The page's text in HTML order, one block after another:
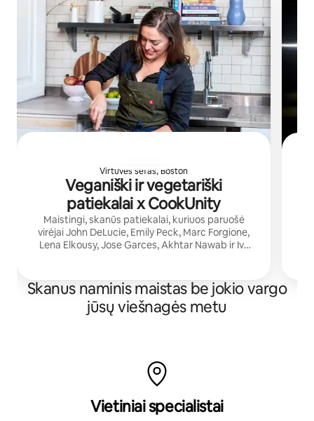
Virtuvės šefas, Boston
Veganiški ir vegetariški
patiekalai x CookUnity
Maistingi, skanūs patiekalai, kuriuos paruošė
virėjai John DeLucie, Emily Peck, Marc Forgione,
Lena Elkousy, Jose Garces, Akhtar Nawab ir Ivy
Skanus naminis maistas be jokio vargo
jūsų viešnagės metu
Vietiniai specialistai